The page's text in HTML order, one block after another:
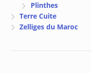
Plinthes
Terre Cuite
Zelliges du Maroc